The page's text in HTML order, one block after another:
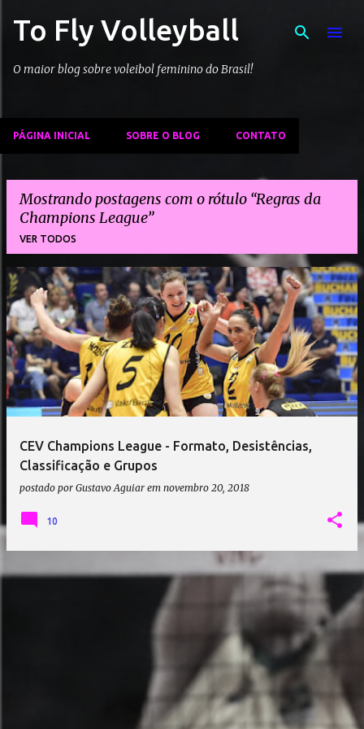
Pular para o conteúdo principal
To Fly Volleyball
O maior blog sobre voleibol feminino do Brasil!
PÁGINA INICIAL SOBRE O BLOG CONTATO
Mostrando postagens com o rótulo Regras da
Champions League
VER TODOS
P
o
s
t
a
g
CEV Champions League - Formato, Desistências,
Classificação e Grupos
postado por Gustavo Aguiar em novembro 20, 2018
10